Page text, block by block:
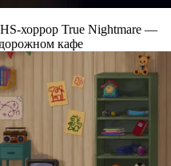
хоррор True Nightmare —
кафе